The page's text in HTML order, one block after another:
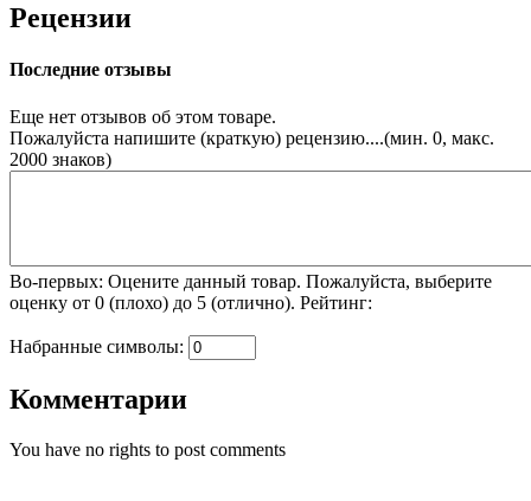
Рецензии
Последние отзывы
Еще нет отзывов об этом товаре.
Пожалуйста напишите (краткую) рецензию....(мин. 0, макс.
2000 знаков)
Во-первых: Оцените данный товар. Пожалуйста, выберите
оценку от 0 (плохо) до 5 (отлично). Рейтинг:
Набранные символы:
Комментарии
You have no rights to post comments